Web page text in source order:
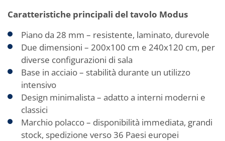
Caratteristiche principali del tavolo Modus
Piano da 28 mm – resistente, laminato, durevole
Due dimensioni – 200x100 cm e 240x120 cm, per
diverse configurazioni di sala
Base in acciaio – stabilità durante un utilizzo
intensivo
Design minimalista – adatto a interni moderni e
classici
Marchio polacco – disponibilità immediata, grandi
stock, spedizione verso 36 Paesi europei